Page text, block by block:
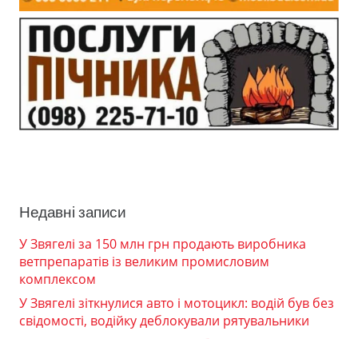
Недавні записи
У Звягелі за 150 млн грн продають виробника
ветпрепаратів із великим промисловим
комплексом
У Звягелі зіткнулися авто і мотоцикл: водій був без
свідомості, водійку деблокували рятувальники